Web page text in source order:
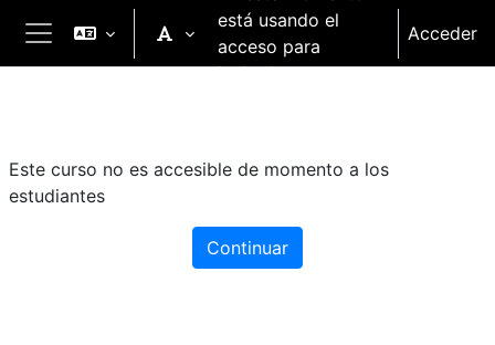
Salta al contenido principal
Panel lateral
está usando el
acceso para
invitados
Acceder
Este curso no es accesible de momento a los
estudiantes
Continuar